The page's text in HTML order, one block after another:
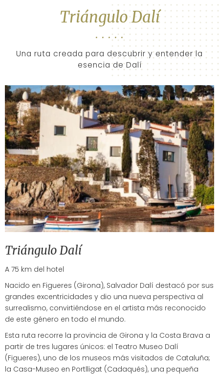
Triángulo Dalí
Una ruta creada para descubrir y entender la
esencia de Dalí
Triángulo Dalí
A 75 km del hotel
Nacido en Figueres (Girona), Salvador Dalí destacó por sus
grandes excentricidades y dio una nueva perspectiva al
surrealismo, convirtiéndose en el artista más reconocido
de este género en todo el mundo.
Esta ruta recorre la provincia de Girona y la Costa Brava a
partir de tres lugares únicos: el Teatro Museo Dalí
(Figueres), uno de los museos más visitados de Cataluña;
la Casa-Museo en Portlligat (Cadaqués), una pequeña